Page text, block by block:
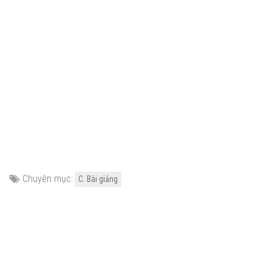
Chuyên mục: C. Bài giảng